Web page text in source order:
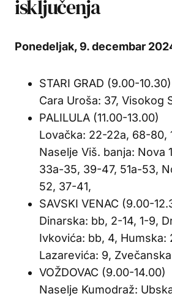
isključenja
Ponedeljak, 9. decembar
STARI GRAD (9.00-10.30)
Cara Uroša: 37, Visokog
PALILULA (11.00-13.00)
Lovačka: 22-22a, 68-80,
Naselje Viš. banja: Nova
33a-35, 39-47, 51a-53,
52, 37-41,
SAVSKI VENAC (9.00-
Dinarska: bb, 2-14, 1-9,
Ivkovića: bb, 4, Humska:
Lazarevića: 9,
VOŽDOVAC (9.00-14.00)
Naselje Kumodraž: